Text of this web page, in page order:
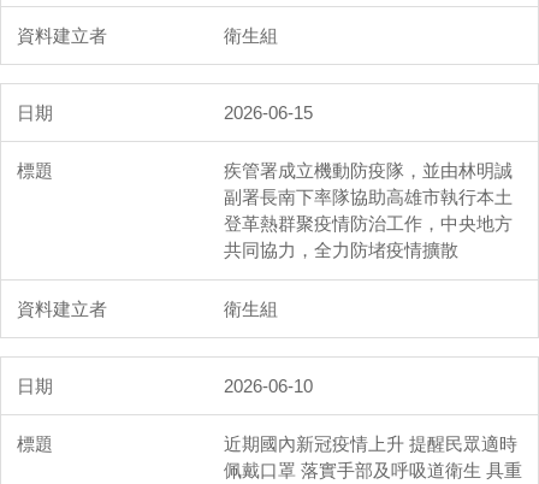
衛生組
2026-06-15
疾管署成立機動防疫隊，並由林明誠
副署長南下率隊協助高雄市執行本土
登革熱群聚疫情防治工作，中央地方
共同協力，全力防堵疫情擴散
衛生組
2026-06-10
近期國內新冠疫情上升 提醒民眾適時
佩戴口罩 落實手部及呼吸道衛生 具重